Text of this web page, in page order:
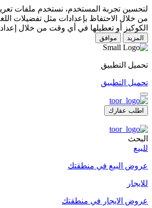
لتحسين تجربة المستخدم، نستخدم ملفات
من خلال الاحتفاظ بإعدادات مثل تفضيلات
الكوكيز أو تعطيلها في أي وقت من خلال
المزيد موافق
تحميل التطبيق
تحميل التطبيق
اطلب عقارك
البحث
للبيع
عروض البيع في منطقتك
للايجار
عروض الايجار في منطقتك